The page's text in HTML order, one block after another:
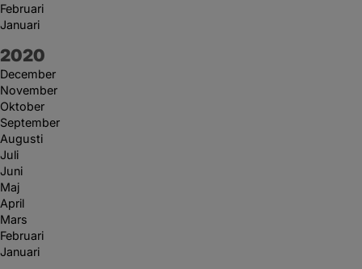
Februari
Januari
År:
2020
December
November
Oktober
September
Augusti
Juli
Juni
Maj
April
Mars
Februari
Januari